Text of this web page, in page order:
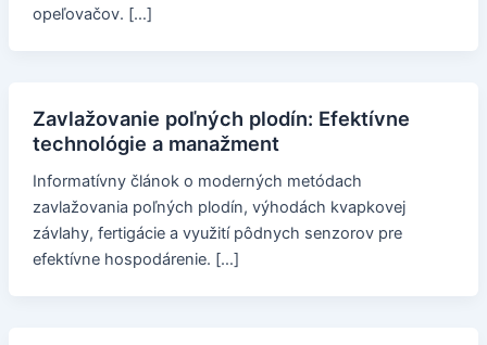
opeľovačov. […]
Zavlažovanie poľných plodín: Efektívne
technológie a manažment
Informatívny článok o moderných metódach
zavlažovania poľných plodín, výhodách kvapkovej
závlahy, fertigácie a využití pôdnych senzorov pre
efektívne hospodárenie. […]